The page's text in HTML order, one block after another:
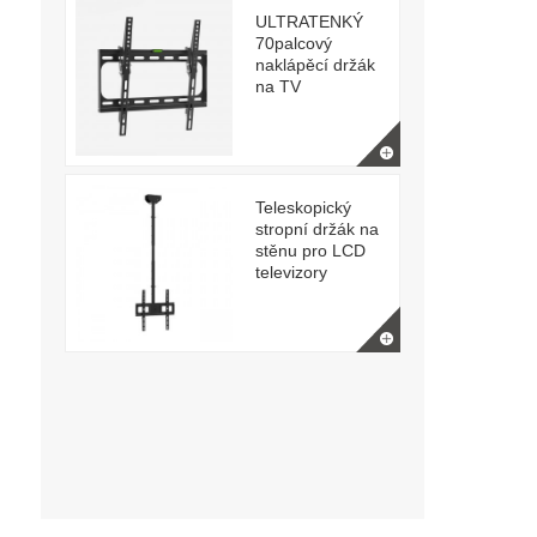
ULTRATENKÝ
70palcový
naklápěcí držák
na TV
Teleskopický
stropní držák na
stěnu pro LCD
televizory